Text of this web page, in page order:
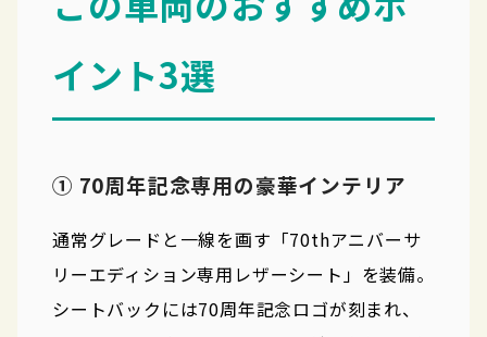
イント3選
① 70周年記念専用の豪華インテリア
通常グレードと一線を画す「70thアニバーサ
リーエディション専用レザーシート」を装備。
シートバックには70周年記念ロゴが刻まれ、